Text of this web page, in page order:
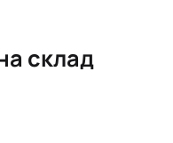
склад